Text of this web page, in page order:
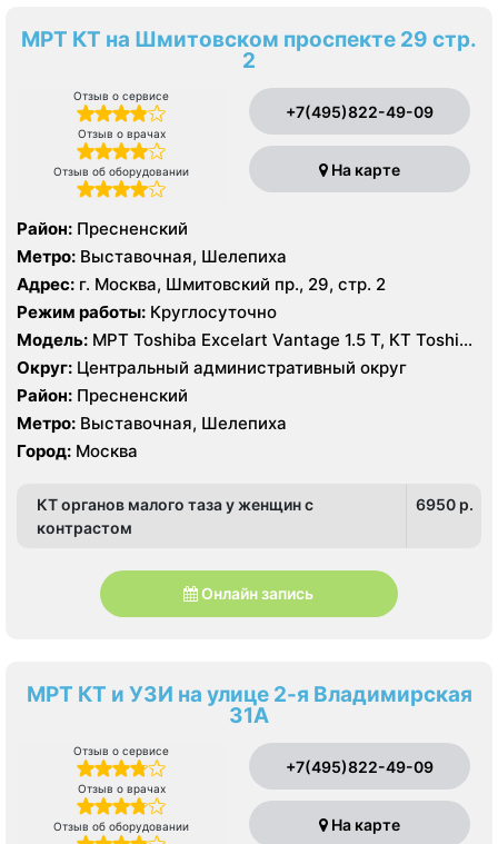
МРТ КТ на Шмитовском проспекте 29 стр.
2
Отзыв о сервисе
Отзыв о врачах
Отзыв об оборудовании
+7(495)822-49-09
На карте
Район: Пресненский
Метро: Выставочная, Шелепиха
Адрес: г. Москва, Шмитовский пр., 29, стр. 2
Режим работы: Круглосуточно
Модель: МРТ Toshiba Excelart Vantage 1.5 Т, КТ Toshiba
AQUILION RXL 16 срезов
Округ: Центральный административный округ
Район: Пресненский
Метро: Выставочная, Шелепиха
Город: Москва
КТ органов малого таза у женщин с
контрастом
6950 p.
Онлайн запись
МРТ КТ и УЗИ на улице 2-я Владимирская
31А
Отзыв о сервисе
Отзыв о врачах
Отзыв об оборудовании
+7(495)822-49-09
На карте